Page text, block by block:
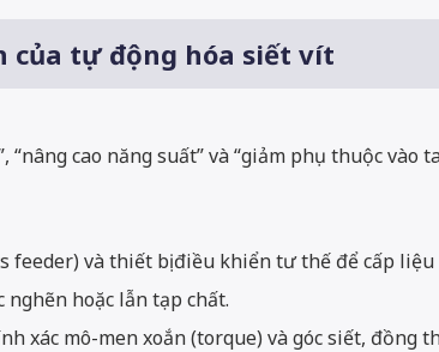
của tự động hóa siết vít
cao năng suất” và “giảm phụ thuộc vào
feeder) và thiết bị điều khiển tư thế để cấp
hoặc lẫn tạp chất.
xác mô-men xoắn (torque) và góc siết, đồng